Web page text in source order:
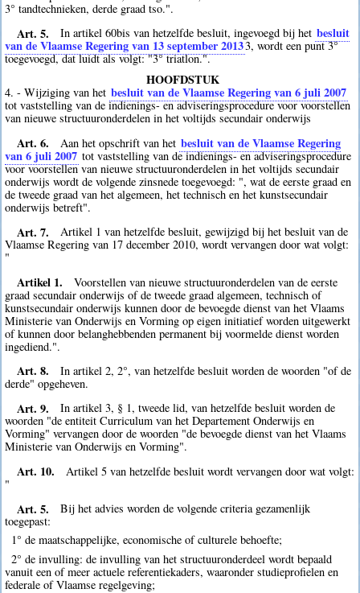
3° tandtechnieken, derde graad tso.".
Art. 5. In artikel 60bis van hetzelfde besluit, ingevoegd bij het besluit
van de Vlaamse Regering van 13 september 20133, wordt een punt 3°
toegevoegd, dat luidt als volgt: "3° triatlon.".
HOOFDSTUK
4. - Wijziging van het besluit van de Vlaamse Regering van 6 juli 2007
tot vaststelling van de indienings- en adviseringsprocedure voor voorstellen
van nieuwe structuuronderdelen in het voltijds secundair onderwijs
Art. 6. Aan het opschrift van het besluit van de Vlaamse Regering
van 6 juli 2007 tot vaststelling van de indienings- en adviseringsprocedure
voor voorstellen van nieuwe structuuronderdelen in het voltijds secundair
onderwijs wordt de volgende zinsnede toegevoegd: ", wat de eerste graad en
de tweede graad van het algemeen, het technisch en het kunstsecundair
onderwijs betreft".
Art. 7.
Artikel 1 van hetzelfde besluit, gewijzigd bij het besluit van de
Vlaamse Regering van 17 december 2010, wordt vervangen door wat volgt:
"
Artikel 1.
Voorstellen van nieuwe structuuronderdelen van de eerste
graad secundair onderwijs of de tweede graad algemeen, technisch of
kunstsecundair onderwijs kunnen door de bevoegde dienst van het Vlaams
Ministerie van Onderwijs en Vorming op eigen initiatief worden uitgewerkt
of kunnen door belanghebbenden permanent bij voormelde dienst worden
ingediend.".
Art. 8.
In artikel 2, 2°, van hetzelfde besluit worden de woorden "of de
derde" opgeheven.
Art. 9.
In artikel 3, § 1, tweede lid, van hetzelfde besluit worden de
woorden "de entiteit Curriculum van het Departement Onderwijs en
Vorming" vervangen door de woorden "de bevoegde dienst van het Vlaams
Ministerie van Onderwijs en Vorming".
Art. 10.
Artikel 5 van hetzelfde besluit wordt vervangen door wat volgt:
"
Art. 5.
Bij het advies worden de volgende criteria gezamenlijk
toegepast:
1° de maatschappelijke, economische of culturele behoefte;
2° de invulling: de invulling van het structuuronderdeel wordt bepaald
vanuit een of meer actuele referentiekaders, waaronder studieprofielen en
federale of Vlaamse regelgeving;